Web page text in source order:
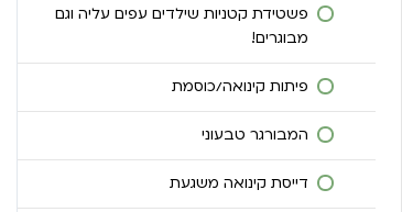
כריך פינוקים, כשאין רעיונות מה לאכול –
בוטנים
קלחי תירס + סלט ירקות, ילדים עפים על
פשטידת קטניות שילדים עפים עליה וגם
מבוגרים!
פיתות קינואה/כוסמת
המבורגר טבעוני
דייסת קינואה משגעת